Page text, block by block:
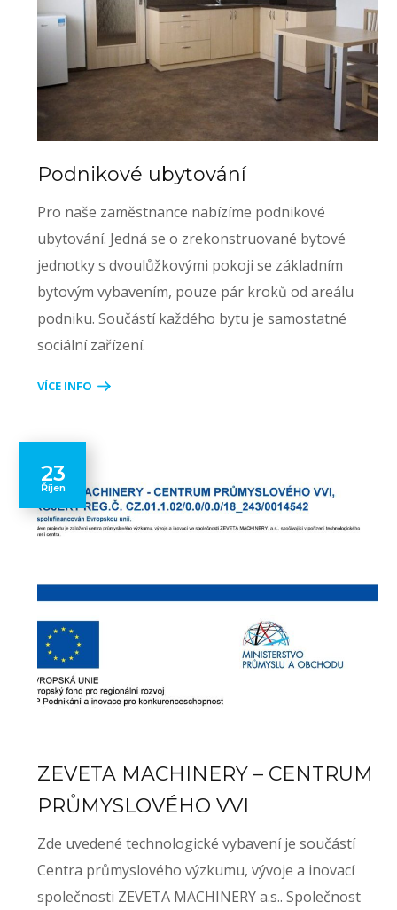
Podnikové ubytování
Pro naše zaměstnance nabízíme podnikové
ubytování. Jedná se o zrekonstruované bytové
jednotky s dvoulůžkovými pokoji se základním
bytovým vybavením, pouze pár kroků od areálu
podniku. Součástí každého bytu je samostatné
sociální zařízení.
VÍCE INFO
23
Říjen
ZEVETA MACHINERY – CENTRUM
PRŮMYSLOVÉHO VVI
Zde uvedené technologické vybavení je součástí
Centra průmyslového výzkumu, vývoje a inovací
společnosti ZEVETA MACHINERY a.s.. Společnost